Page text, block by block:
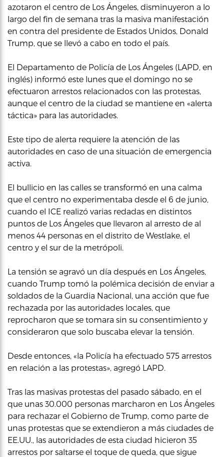
azotaron el centro de Los Ángeles, disminuyeron a lo
largo del fin de semana tras la masiva manifestación
en contra del presidente de Estados Unidos, Donald
Trump, que se llevó a cabo en todo el país.
El Departamento de Policía de Los Ángeles (LAPD, en
inglés) informó este lunes que el domingo no se
efectuaron arrestos relacionados con las protestas,
aunque el centro de la ciudad se mantiene en «alerta
táctica» para las autoridades.
Este tipo de alerta requiere la atención de las
autoridades en caso de una situación de emergencia
activa.
El bullicio en las calles se transformó en una calma
que el centro no experimentaba desde el 6 de junio,
cuando el ICE realizó varias redadas en distintos
puntos de Los Ángeles que llevaron al arresto de al
menos 44 personas en el distrito de Westlake, el
centro y el sur de la metrópoli.
La tensión se agravó un día después en Los Ángeles,
cuando Trump tomó la polémica decisión de enviar a
soldados de la Guardia Nacional, una acción que fue
rechazada por las autoridades locales, que
reprocharon que se tomara sin su consentimiento y
consideraron que solo buscaba elevar la tensión.
Desde entonces, «la Policía ha efectuado 575 arrestos
en relación a las protestas», agregó LAPD.
Tras las masivas protestas del pasado sábado, en el
que unas 30.000 personas marcharon en Los Ángeles
para rechazar el Gobierno de Trump, como parte de
unas protestas que se extendieron a más ciudades de
EE.UU., las autoridades de esta ciudad hicieron 35
arrestos por saltarse el toque de queda, que sigue